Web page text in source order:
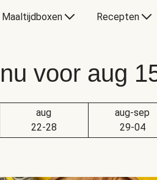
Maaltijdboxen Recepten
voor aug
aug
22-28
aug-sep
29-04